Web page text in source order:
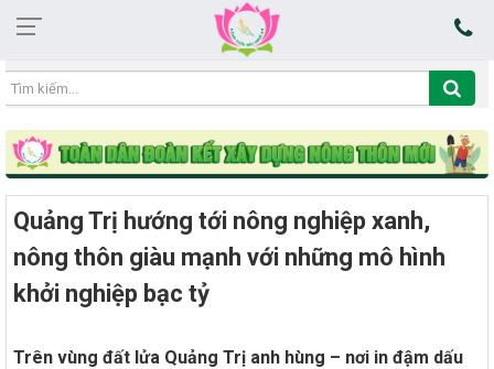
16:06:01 07/08/2026
Quảng Trị hướng tới nông nghiệp xanh,
nông thôn giàu mạnh với những mô hình
khởi nghiệp bạc tỷ
Trên vùng đất lửa Quảng Trị anh hùng – nơi in đậm dấu